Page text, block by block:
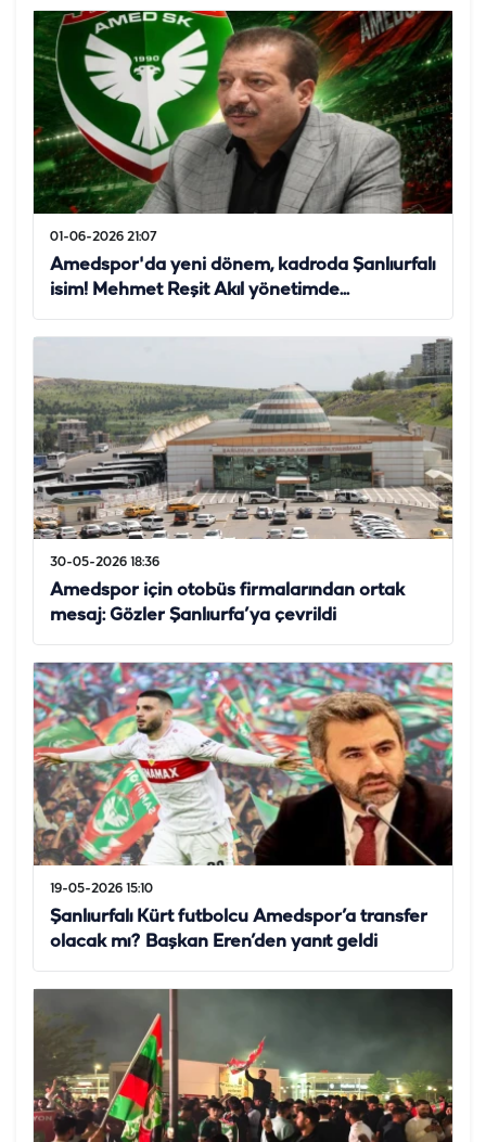
01-06-2026 21:07
Amedspor'da yeni dönem, kadroda Şanlıurfalı
isim! Mehmet Reşit Akıl yönetimde...
30-05-2026 18:36
Amedspor için otobüs firmalarından ortak
mesaj: Gözler Şanlıurfa’ya çevrildi
19-05-2026 15:10
Şanlıurfalı Kürt futbolcu Amedspor’a transfer
olacak mı? Başkan Eren’den yanıt geldi